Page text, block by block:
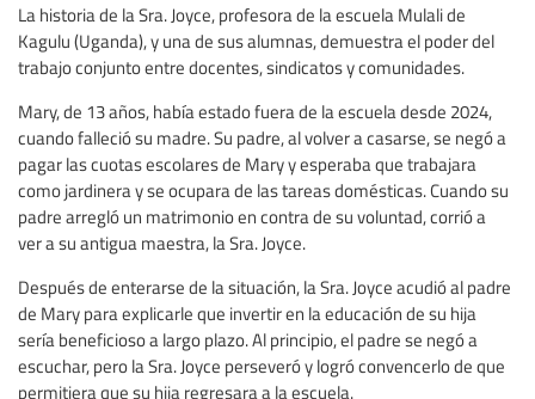
La historia de la Sra. Joyce, profesora de la escuela Mulali de
Kagulu (Uganda), y una de sus alumnas, demuestra el poder del
trabajo conjunto entre docentes, sindicatos y comunidades.
Mary, de 13 años, había estado fuera de la escuela desde 2024,
cuando falleció su madre. Su padre, al volver a casarse, se negó a
pagar las cuotas escolares de Mary y esperaba que trabajara
como jardinera y se ocupara de las tareas domésticas. Cuando su
padre arregló un matrimonio en contra de su voluntad, corrió a
ver a su antigua maestra, la Sra. Joyce.
Después de enterarse de la situación, la Sra. Joyce acudió al padre
de Mary para explicarle que invertir en la educación de su hija
sería beneficioso a largo plazo. Al principio, el padre se negó a
escuchar, pero la Sra. Joyce perseveró y logró convencerlo de que
permitiera que su hija regresara a la escuela.